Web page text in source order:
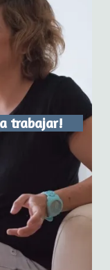
trabajar!